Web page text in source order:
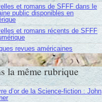
et romans de SFFF dans le
public disponibles en
et romans récents de SFFF
revues américaines
la même rubrique
d’or de la Science-fiction : John